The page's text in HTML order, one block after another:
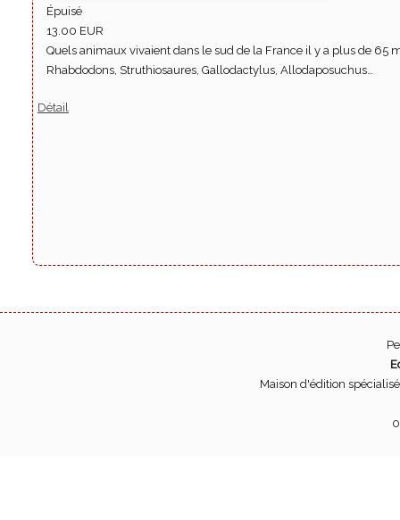
Épuisé
13.00 EUR
Quels animaux vivaient dans le sud de la France il y a plus de 65
Rhabdodons, Struthiosaures, Gallodactylus, Allodaposuchus…
Détail
Maison d'édition